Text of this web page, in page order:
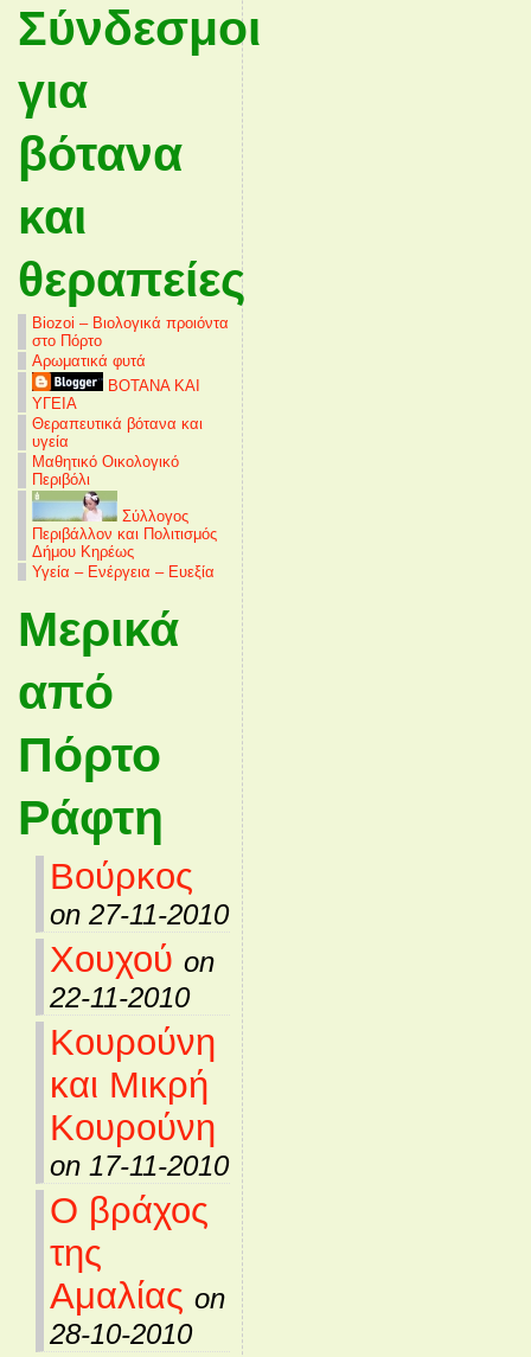
Σύνδεσμοι
για
βότανα
και
θεραπείες
Biozoi – Βιολογικά προιόντα
στο Πόρτο
Αρωματικά φυτά
ΒΟΤΑΝΑ ΚΑΙ
ΥΓΕΙΑ
Θεραπευτικά βότανα και
υγεία
Μαθητικό Οικολογικό
Περιβόλι
Σύλλογος
Περιβάλλον και Πολιτισμός
Δήμου Κηρέως
Υγεία – Ενέργεια – Ευεξία
Μερικά
από
Πόρτο
Ράφτη
Βούρκος
on 27-11-2010
Χουχού on
22-11-2010
Κουρούνη
και Μικρή
Κουρούνη
on 17-11-2010
Ο βράχος
της
Αμαλίας on
28-10-2010